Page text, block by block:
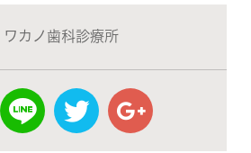
ワカノ歯科診療所